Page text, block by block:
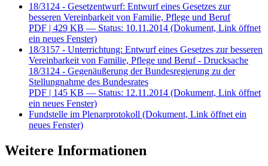
18/3124 - Gesetzentwurf: Entwurf eines Gesetzes zur
besseren Vereinbarkeit von Familie, Pflege und Beruf
PDF | 429 KB — Status: 10.11.2014 (Dokument, Link öffnet
ein neues Fenster)
18/3157 - Unterrichtung: Entwurf eines Gesetzes zur besseren
Vereinbarkeit von Familie, Pflege und Beruf - Drucksache
18/3124 - Gegenäußerung der Bundesregierung zu der
Stellungnahme des Bundesrates
PDF | 145 KB — Status: 12.11.2014 (Dokument, Link öffnet
ein neues Fenster)
Fundstelle im Plenarprotokoll (Dokument, Link öffnet ein
neues Fenster)
Weitere Informationen